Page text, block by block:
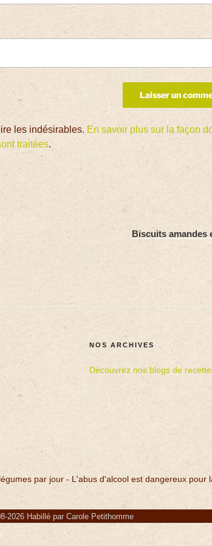
les indésirables. En savoir plus sur la façon
traitées.
Biscuits amandes
NOS ARCHIVES
Découvrez nos blogs de
par jour - L'abus d'alcool est dangereux pour
2026 Habillé par Carole Petithomme